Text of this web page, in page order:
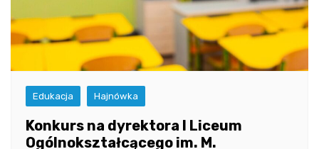
Edukacja Hajnówka
Konkurs na dyrektora I Liceum
Ogólnokształcącego im. M.